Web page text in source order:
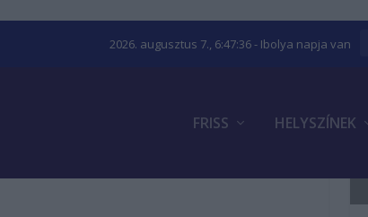
2026. augusztus 7., 6:47:36- Ibolya napja van
FRISS HELYSZÍNEK